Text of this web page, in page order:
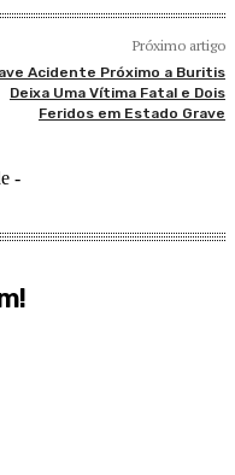
Próximo artigo
Acidente Próximo a Buritis
Deixa Uma Vítima Fatal e Dois
Feridos em Estado Grave
-